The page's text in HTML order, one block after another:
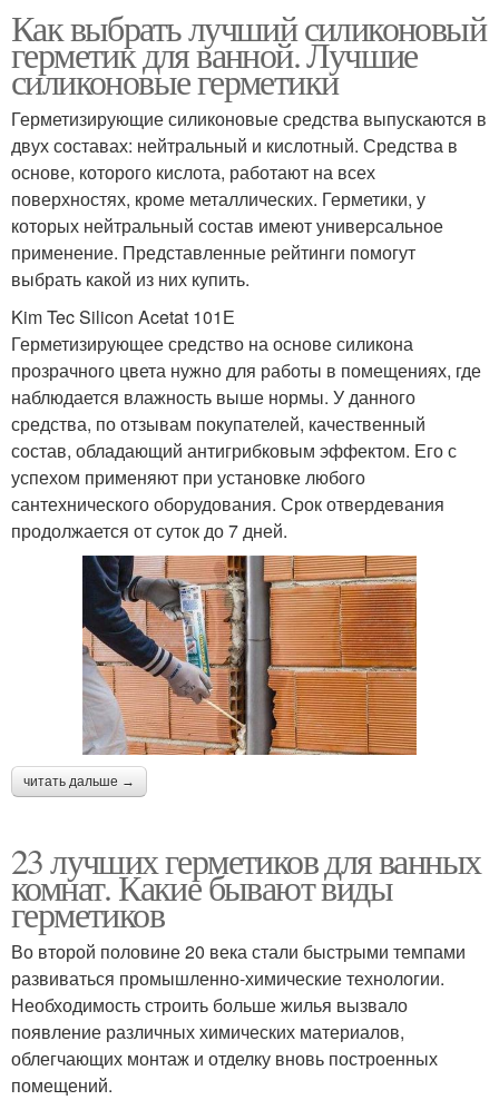
Как выбрать лучший силиконовый
герметик для ванной. Лучшие
силиконовые герметики
Герметизирующие силиконовые средства выпускаются в
двух составах: нейтральный и кислотный. Средства в
основе, которого кислота, работают на всех
поверхностях, кроме металлических. Герметики, у
которых нейтральный состав имеют универсальное
применение. Представленные рейтинги помогут
выбрать какой из них купить.
Kim Tec Silicon Acetat 101Е
Герметизирующее средство на основе силикона
прозрачного цвета нужно для работы в помещениях, где
наблюдается влажность выше нормы. У данного
средства, по отзывам покупателей, качественный
состав, обладающий антигрибковым эффектом. Его с
успехом применяют при установке любого
сантехнического оборудования. Срок отвердевания
продолжается от суток до 7 дней.
читать дальше →
23 лучших герметиков для ванных
комнат. Какие бывают виды
герметиков
Во второй половине 20 века стали быстрыми темпами
развиваться промышленно-химические технологии.
Необходимость строить больше жилья вызвало
появление различных химических материалов,
облегчающих монтаж и отделку вновь построенных
помещений.